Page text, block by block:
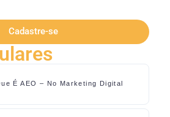
Cadastre-se
É AEO – No Marketing Digital